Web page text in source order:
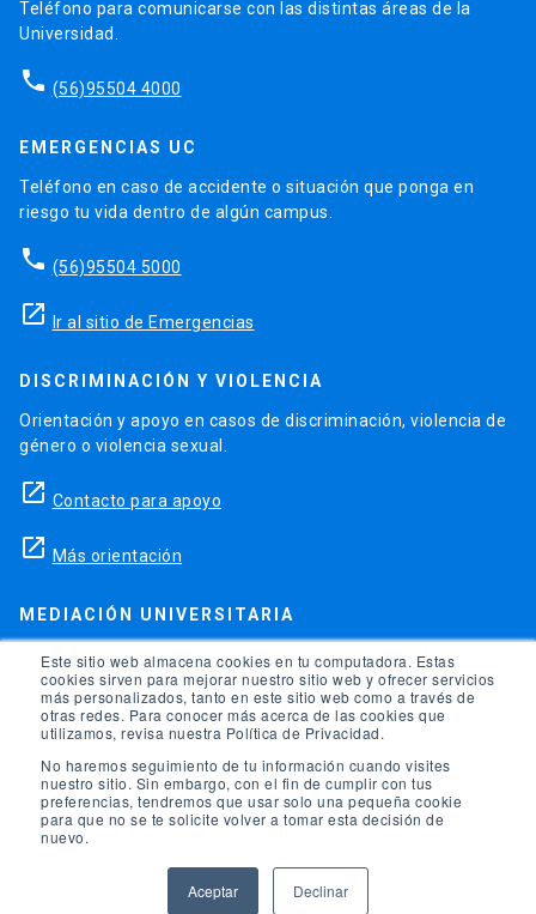
Este sitio web almacena cookies en tu computadora. Estas
cookies sirven para mejorar nuestro sitio web y ofrecer servicios
más personalizados, tanto en este sitio web como a través de
otras redes. Para conocer más acerca de las cookies que
utilizamos, revisa nuestra Política de Privacidad.
No haremos seguimiento de tu información cuando visites
nuestro sitio. Sin embargo, con el fin de cumplir con tus
preferencias, tendremos que usar solo una pequeña cookie
para que no se te solicite volver a tomar esta decisión de
nuevo.
Aceptar Declinar
Teléfono para comunicarse con las distintas áreas de la
Universidad.
phone (56)95504 4000
EMERGENCIAS UC
Teléfono en caso de accidente o situación que ponga en
riesgo tu vida dentro de algún campus.
phone (56)95504 5000
launch Ir al sitio de Emergencias
DISCRIMINACIÓN Y VIOLENCIA
Orientación y apoyo en casos de discriminación, violencia de
género o violencia sexual.
launch Contacto para apoyo
launch Más orientación
MEDIACIÓN UNIVERSITARIA
Teléfonos para orientación y consejo si se ha vulnerado
alguno de tus derechos en la universidad.
phone (56)95504 1691
phone (56)95504 1247
launch Ir a la Oficina de Ombuds UC